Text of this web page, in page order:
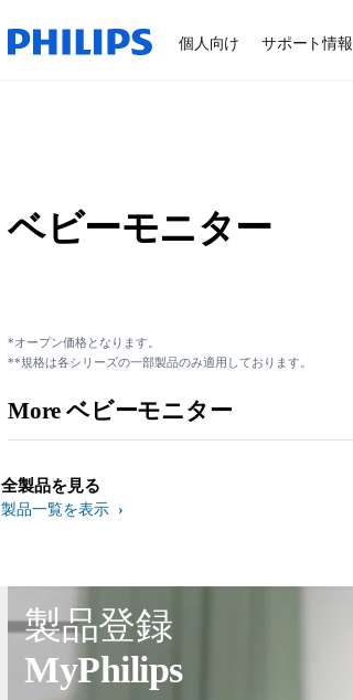
個人向け サポート情報
ベビーモニター
*オープン価格となります。
**規格は各シリーズの一部製品のみ適用しております。
More ベビーモニター
全製品を見る
製品一覧を表示
製品登録
MyPhilips